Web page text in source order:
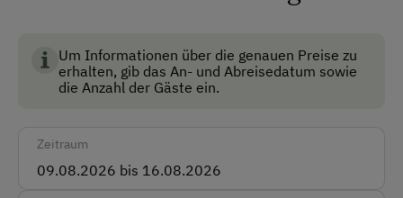
Skischuhtrockner
Auto
Um Informationen über die genauen Preise zu
erhalten, gib das An- und Abreisedatum sowie
die Anzahl der Gäste ein.
Zeitraum